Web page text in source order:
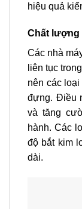
hiệu quả
Chất lượng
Các nhà
liên tục
nên các
đựng. Điều
và tăng
hành. Các
độ bắt kim
dài.